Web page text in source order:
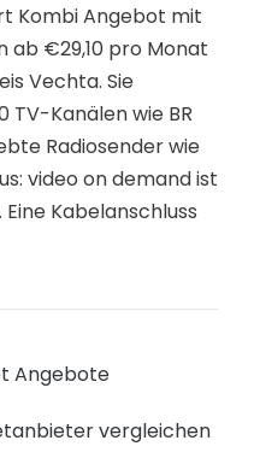
Kombi Angebot mit
ab €29,10 pro Monat
Vechta. Sie
TV-Kanälen wie BR
Radiosender wie
video on demand ist
Kabelanschluss
Angebote
vergleichen